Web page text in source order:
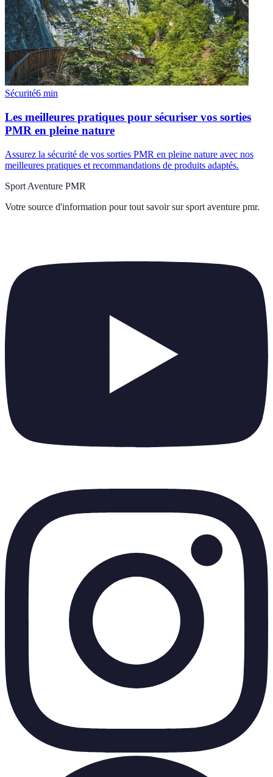
Sécurité6 min
Les meilleures pratiques pour sécuriser vos sorties
PMR en pleine nature
Assurez la sécurité de vos sorties PMR en pleine nature avec nos
meilleures pratiques et recommandations de produits adaptés.
Sport Aventure PMR
Votre source d'information pour tout savoir sur sport aventure pmr.